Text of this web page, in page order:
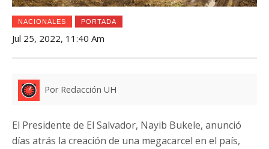
NACIONALES PORTADA
Jul 25, 2022, 11:40 Am
Por Redacción UH
El Presidente de El Salvador, Nayib Bukele, anunció
días atrás la creación de una megacarcel en el país,